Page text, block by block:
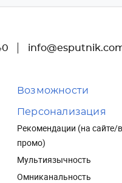
Возможности
Персонализация
Рекомендации (на сайте/
промо)
Мультиязычность
Омниканальность